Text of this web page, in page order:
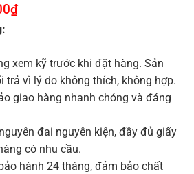
₫Giá
xem kỹ trước khi đặt hàng. Sản
trả vì lý do không thích, không hợp.
giao hàng nhanh chóng và đáng
đai nguyên kiện, đầy đủ giấy
có nhu cầu.
hành 24 tháng, đảm bảo chất